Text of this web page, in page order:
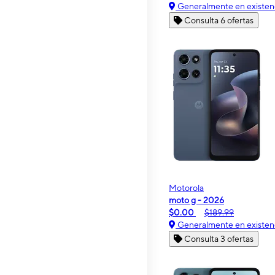
Generalmente en
Consulta 6 ofertas
Motorola
moto g - 2026
$0.00
$189.99
Generalmente en
Consulta 3 ofertas